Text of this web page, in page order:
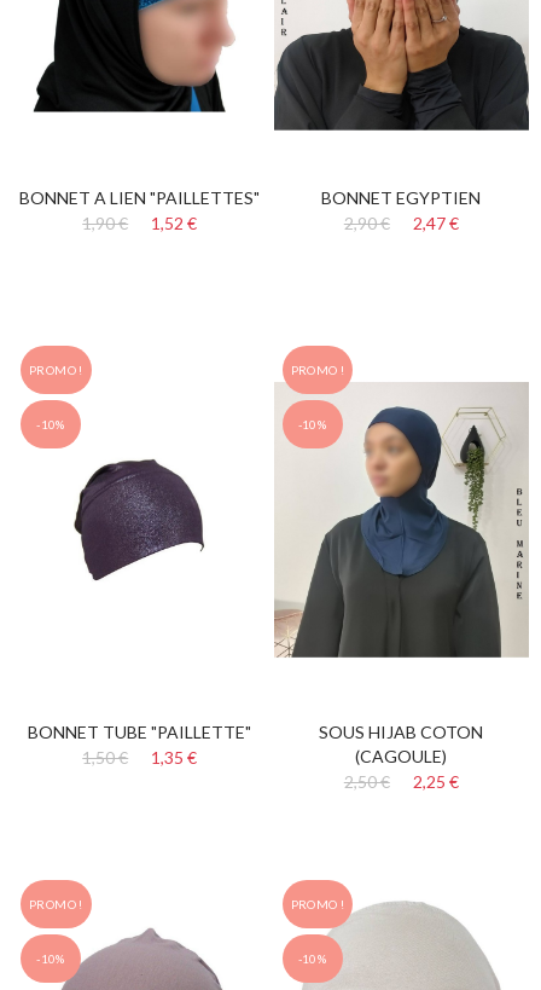
BONNET A LIEN "PAILLETTES"
1,90 €
1,52 €
BONNET EGYPTIEN
2,90 €
2,47 €
PROMO !
-10%
BONNET TUBE "PAILLETTE"
1,50 €
1,35 €
PROMO !
-10%
SOUS HIJAB COTON
(CAGOULE)
2,50 €
2,25 €
PROMO !
-10%
PROMO !
-10%